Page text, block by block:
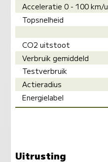
Acceleratie 0 - 100 km/u
Topsnelheid
CO2 uitstoot
Verbruik gemiddeld
Testverbruik
Actieradius
Energielabel
Uitrusting